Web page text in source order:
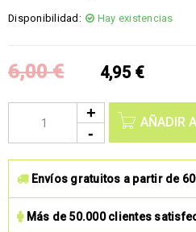
Disponibilidad: Hay existencias
6,00€ 4,95 €
AÑADIR
Envíos gratuitos a partir de
Más de 50.000 clientes